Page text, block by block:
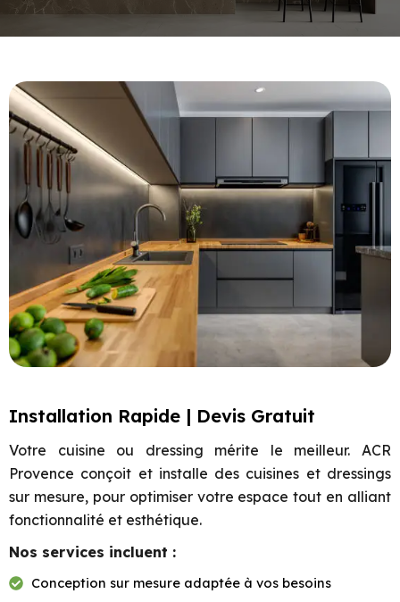
Installation Rapide | Devis Gratuit
Votre cuisine ou dressing mérite le meilleur. ACR
Provence conçoit et installe des cuisines et dressings
sur mesure, pour optimiser votre espace tout en alliant
fonctionnalité et esthétique.
Nos services incluent :
Conception sur mesure adaptée à vos besoins